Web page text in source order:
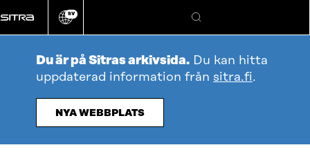
direkt
till
Ändra
språk
SV
Sök
Du är på Sitras arkivsida. Du kan hitta
uppdaterad information från sitra.fi.
NYA WEBBPLATS